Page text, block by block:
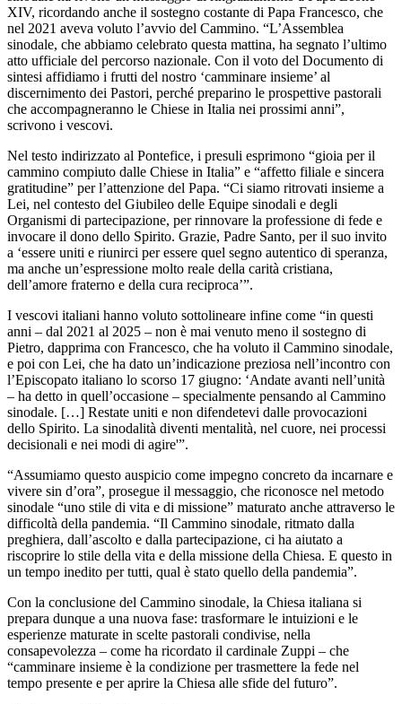
XIV, ricordando anche il sostegno costante di Papa Francesco, che
nel 2021 aveva voluto l’avvio del Cammino. “L’Assemblea
sinodale, che abbiamo celebrato questa mattina, ha segnato l’ultimo
atto ufficiale del percorso nazionale. Con il voto del Documento di
sintesi affidiamo i frutti del nostro ‘camminare insieme’ al
discernimento dei Pastori, perché preparino le prospettive pastorali
che accompagneranno le Chiese in Italia nei prossimi anni”,
scrivono i vescovi.
Nel testo indirizzato al Pontefice, i presuli esprimono “gioia per il
cammino compiuto dalle Chiese in Italia” e “affetto filiale e sincera
gratitudine” per l’attenzione del Papa. “Ci siamo ritrovati insieme a
Lei, nel contesto del Giubileo delle Equipe sinodali e degli
Organismi di partecipazione, per rinnovare la professione di fede e
invocare il dono dello Spirito. Grazie, Padre Santo, per il suo invito
a ‘essere uniti e riunirci per essere quel segno autentico di speranza,
ma anche un’espressione molto reale della carità cristiana,
dell’amore fraterno e della cura reciproca’”.
I vescovi italiani hanno voluto sottolineare infine come “in questi
anni – dal 2021 al 2025 – non è mai venuto meno il sostegno di
Pietro, dapprima con Francesco, che ha voluto il Cammino sinodale,
e poi con Lei, che ha dato un’indicazione preziosa nell’incontro con
l’Episcopato italiano lo scorso 17 giugno: ‘Andate avanti nell’unità
– ha detto in quell’occasione – specialmente pensando al Cammino
sinodale. […] Restate uniti e non difendetevi dalle provocazioni
dello Spirito. La sinodalità diventi mentalità, nel cuore, nei processi
decisionali e nei modi di agire'”.
“Assumiamo questo auspicio come impegno concreto da incarnare e
vivere sin d’ora”, prosegue il messaggio, che riconosce nel metodo
sinodale “uno stile di vita e di missione” maturato anche attraverso le
difficoltà della pandemia. “Il Cammino sinodale, ritmato dalla
preghiera, dall’ascolto e dalla partecipazione, ci ha aiutato a
riscoprire lo stile della vita e della missione della Chiesa. E questo in
un tempo inedito per tutti, qual è stato quello della pandemia”.
Con la conclusione del Cammino sinodale, la Chiesa italiana si
prepara dunque a una nuova fase: trasformare le intuizioni e le
esperienze maturate in scelte pastorali condivise, nella
consapevolezza – come ha ricordato il cardinale Zuppi – che
“camminare insieme è la condizione per trasmettere la fede nel
tempo presente e per aprire la Chiesa alle sfide del futuro”.